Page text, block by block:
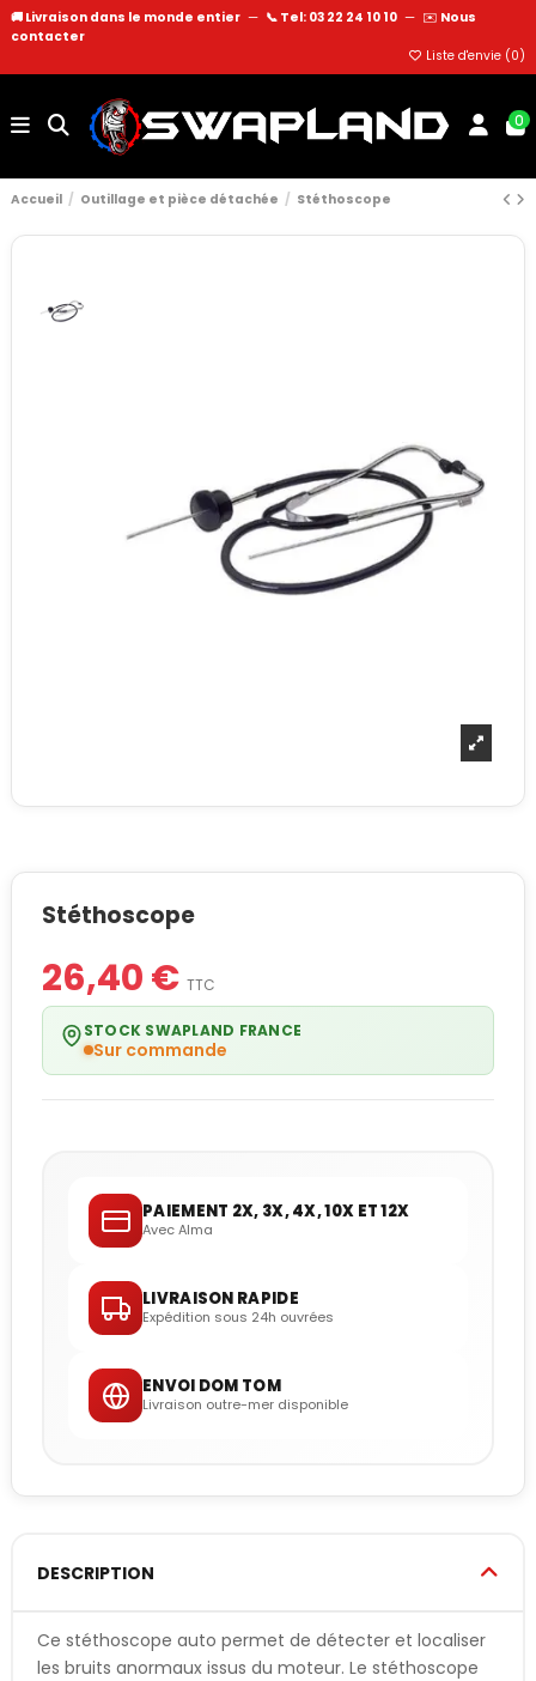
🚚 Livraison dans le monde entier — 📞 Tel: 03 22 24 10 10 — ✉️ Nous
contacter
Liste d'envie (0)
0
Accueil Outillage et pièce détachée Stéthoscope
Stéthoscope
26,40 € TTC
STOCK SWAPLAND FRANCE
Sur commande
PAIEMENT 2X, 3X, 4X, 10X ET 12X
Avec Alma
LIVRAISON RAPIDE
Expédition sous 24h ouvrées
ENVOI DOM TOM
Livraison outre-mer disponible
DESCRIPTION
Ce stéthoscope auto permet de détecter et localiser
les bruits anormaux issus du moteur. Le stéthoscope